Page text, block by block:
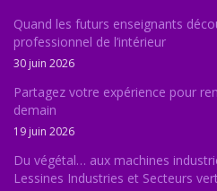
Quand les futurs enseignants
professionnel de l’intérieur
30 juin 2026
Partagez votre expérience pour
demain
19 juin 2026
Du végétal… aux machines
Lessines Industries et Secteurs